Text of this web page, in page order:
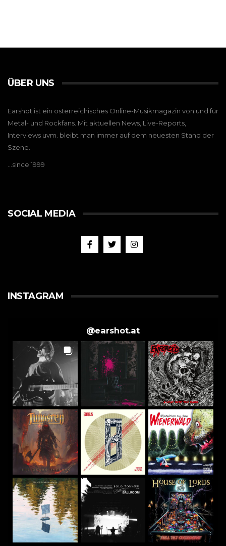
ÜBER UNS
Earshot ist ein österreichisches Online-Musikmagazin von und für
Metal- und Rockfans. Mit aktuellen News, Live-Reports,
Interviews uvm. bleibt man immer auf dem neuesten Stand der
Szene.
…since 1999
SOCIAL MEDIA
INSTAGRAM
@earshot.at